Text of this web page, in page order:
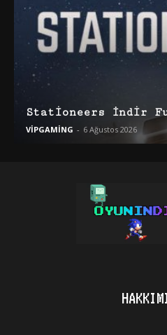
Stationeers İndir
VİPGAMİNG - 6 Ağustos 2026